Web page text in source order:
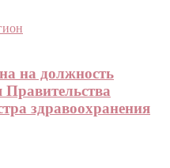
на должность
Правительства
здравоохранения